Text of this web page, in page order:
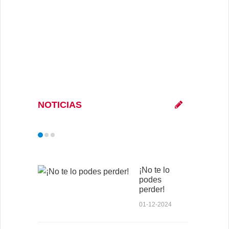
NOTICIAS
¡No te lo
podes
perder!
01-12-2024